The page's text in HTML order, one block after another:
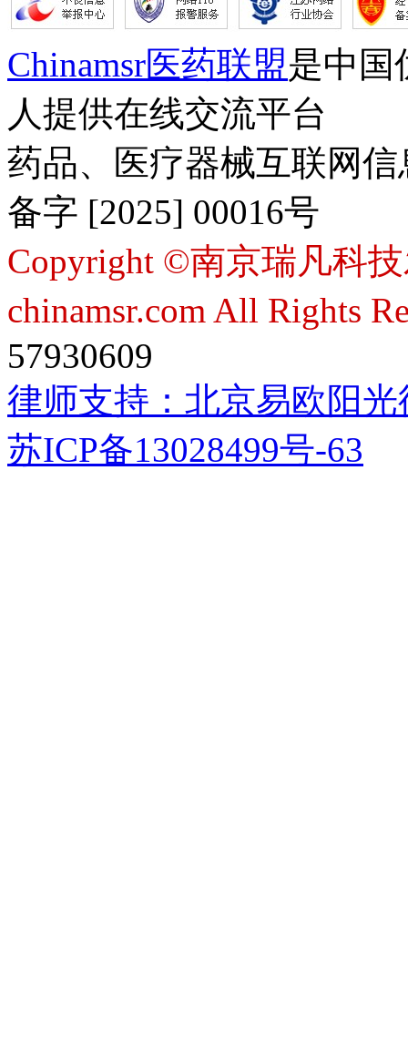
Chinamsr医药联盟是中国
人提供在线交流平台
药品、医疗器械互联网
备字 [2025] 00016号
Copyright ©南京瑞凡科
chinamsr.com All Rights
57930609
律师支持： 北京易欧阳
苏ICP备13028499号-63